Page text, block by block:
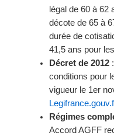
légal de 60 à 62
décote de 65 à
durée de
41,5 ans pour
Décret de 2012:
conditions pour
vigueur le 1er
Régimes
Accord AGFF